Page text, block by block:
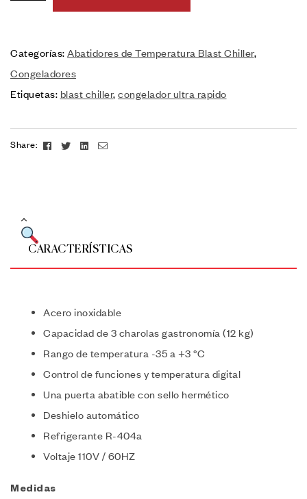
Categorías: Abatidores de Temperatura Blast Chiller,
Congeladores
Etiquetas: blast chiller, congelador ultra rapido
Share: FacebookTwitterLinkedin
Email
CARACTERÍSTICAS
Acero inoxidable
Capacidad de 3 charolas gastronomía (12 kg)
Rango de temperatura -35 a +3 °C
Control de funciones y temperatura digital
Una puerta abatible con sello hermético
Deshielo automático
Refrigerante R-404a
Voltaje 110V / 60HZ
Medidas